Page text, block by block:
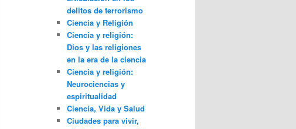
delitos de terrorismo
Ciencia y Religión
Ciencia y religión:
Dios y las religiones
en la era de la ciencia
Ciencia y religión:
Neurociencias y
espiritualidad
Ciencia, Vida y Salud
Ciudades para vivir,